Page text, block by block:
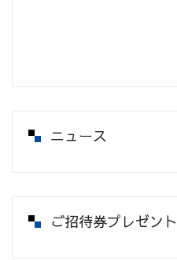
ニュース
ご招待券プレゼント